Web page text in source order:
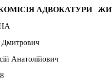
АДВОКАТУРИ
Дмитрович
Анатолійович